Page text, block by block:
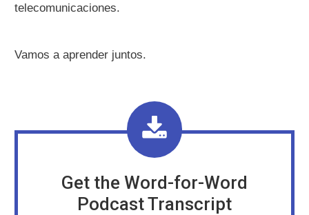
telecomunicaciones.
Vamos a aprender juntos.
Get the Word-for-Word
Podcast Transcript